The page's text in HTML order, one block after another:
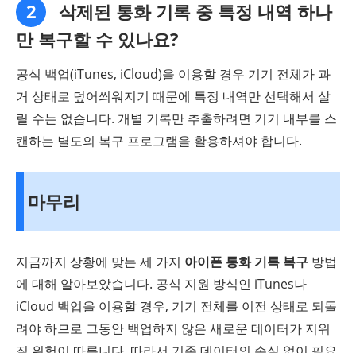
2
삭제된 통화 기록 중 특정 내역 하나
만 복구할 수 있나요?
공식 백업(iTunes, iCloud)을 이용할 경우 기기 전체가 과
거 상태로 덮어씌워지기 때문에 특정 내역만 선택해서 살
릴 수는 없습니다. 개별 기록만 추출하려면 기기 내부를 스
캔하는 별도의 복구 프로그램을 활용하셔야 합니다.
마무리
지금까지 상황에 맞는 세 가지 아이폰 통화 기록 복구 방법
에 대해 알아보았습니다. 공식 지원 방식인 iTunes나
iCloud 백업을 이용할 경우, 기기 전체를 이전 상태로 되돌
려야 하므로 그동안 백업하지 않은 새로운 데이터가 지워